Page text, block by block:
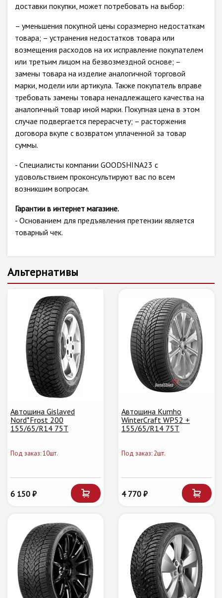
доставки покупки, может потребовать на выбор:
– уменьшения покупной цены соразмерно недостаткам
товара; – устранения недостатков товара или
возмещения расходов на их исправление покупателем
или третьим лицом на безвозмездной основе; –
замены товара на изделие аналогичной торговой
марки, модели или артикула. Также покупатель вправе
требовать замены товара ненадлежащего качества на
аналогичный товар иной марки. Покупная цена в этом
случае подвергается перерасчету; – расторжения
договора вкупе с возвратом уплаченной за товар
суммы.
- Специалисты компании GOODSHINA23 с
удовольствием проконсультируют вас по всем
возникшим вопросам.
Гарантии в интернет магазине.
- Основанием для предъявления претензии является
товарный чек.
Альтернативы
Автошина Gislaved
Nord*Frost 200
155/65/R14 75T
Под заказ: 10шт.
6 150 ₽
Автошина Kumho
WinterCraft WP52 +
155/65/R14 75T
Под заказ: 2шт.
4 770 ₽